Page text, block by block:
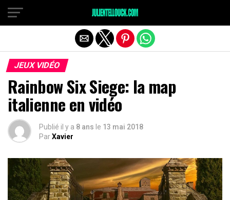
JEUX VIDÉO
Rainbow Six Siege: la map
italienne en vidéo
Publié il y a 8 ans le 13 mai 2018
ParXavier